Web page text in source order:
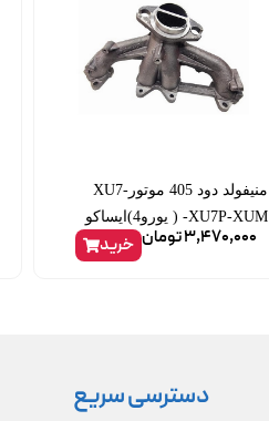
منیفولد دود 405 موتورXU7-
XU7P-XUM- ( یورو4)ایساکو
3,470,000تومان خرید
دسترسی سریع